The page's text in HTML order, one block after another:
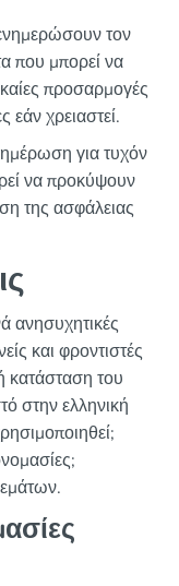
τον
που μπορεί να
προσαρμογές
εάν χρειαστεί.
για τυχόν
να προκύψουν
της ασφάλειας
ανησυχητικές
και φροντιστές
κατάσταση του
στην ελληνική